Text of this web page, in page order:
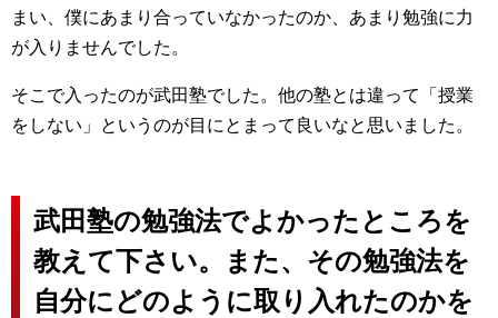
まい、僕にあまり合っていなかったのか、あまり勉強に力
が入りませんでした。
そこで入ったのが武田塾でした。他の塾とは違って「授業
をしない」というのが目にとまって良いなと思いました。
武田塾の勉強法でよかったところを
教えて下さい。また、その勉強法を
自分にどのように取り入れたのかを